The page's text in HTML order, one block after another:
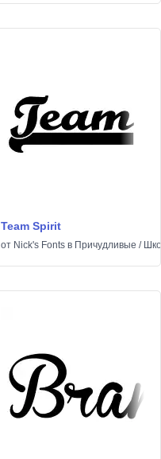
Team Spirit
от Nick's Fonts в Причудливые /